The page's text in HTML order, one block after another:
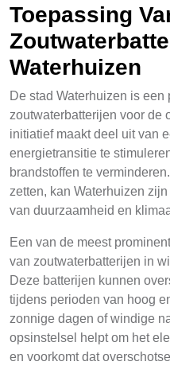
Toepassing
Waterhuizen
De stad Waterhuizen is
zoutwaterbatterijen voor de
initiatief maakt deel uit van
energietransitie te
brandstoffen te
zetten, kan Waterhuizen
van duurzaamheid en
Een van de meest
van zoutwaterbatterijen in
Deze batterijen kunnen
tijdens perioden van hoog
zonnige dagen of windige
opsinstelsel helpt om het
en voorkomt dat